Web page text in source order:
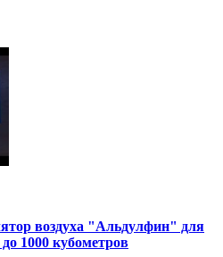
воздуха "Альдулфин" для
1000 кубометров